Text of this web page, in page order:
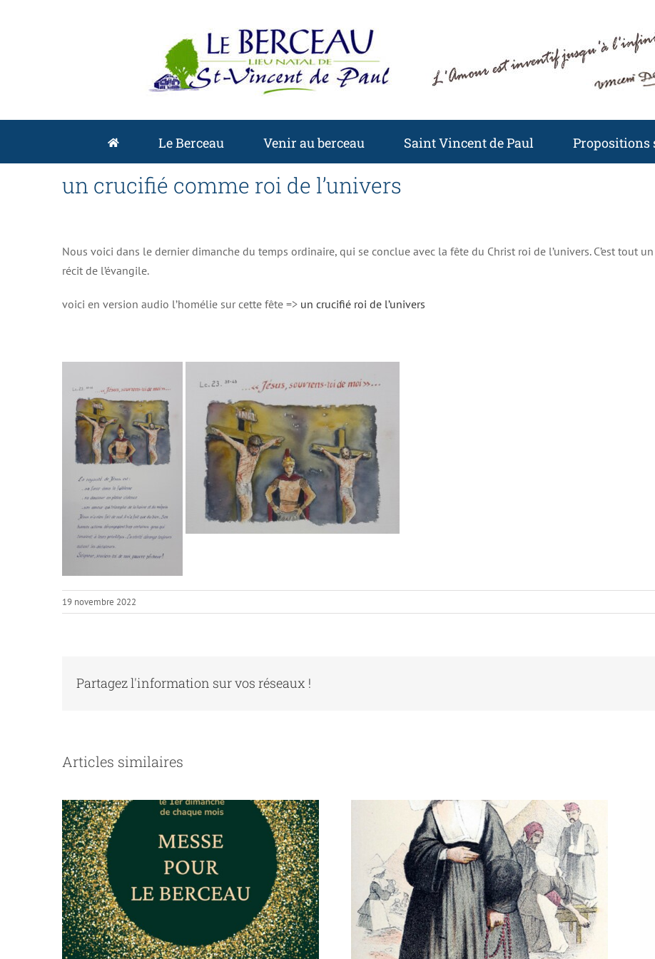
Le Berceau Venir au berceau Saint Vincent de Paul
un crucifié comme roi de l’univers
Nous voici dans le dernier dimanche du temps ordinaire, qui se conclue avec la fête du Christ roi de l’univers. C’est tout
récit de l’évangile.
voici en version audio l’homélie sur cette fête => un crucifié roi de l’univers
19 novembre 2022
Partagez l'information sur vos réseaux !
Articles similaires
Un Temps de Partage et de